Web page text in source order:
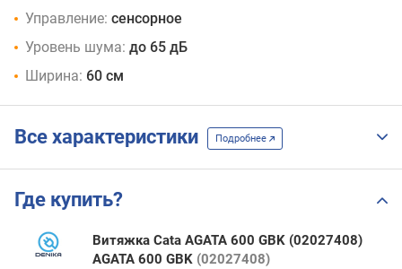
Управление: сенсорное
Уровень шума: до 65 дБ
Ширина: 60 см
Все характеристики Подробнее
Где купить?
Витяжка Cata AGATA 600 GBK (02027408)
AGATA 600 GBK (02027408)